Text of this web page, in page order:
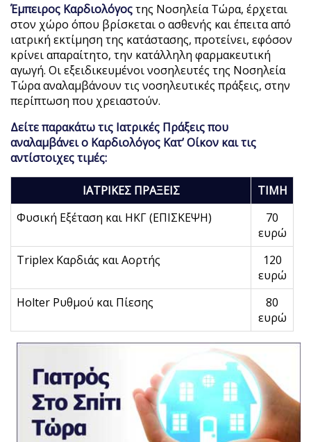
Έμπειρος Καρδιολόγοςτης Νοσηλεία Τώρα, έρχεται
στον χώρο όπου βρίσκεται ο ασθενής και έπειτα από
ιατρική εκτίμηση της κατάστασης, προτείνει, εφόσον
κρίνει απαραίτητο, την κατάλληλη φαρμακευτική
αγωγή. Οι εξειδικευμένοι νοσηλευτές της Νοσηλεία
Τώρα αναλαμβάνουν τις νοσηλευτικές πράξεις, στην
περίπτωση που χρειαστούν.
Δείτε παρακάτω τις Ιατρικές Πράξεις που
αναλαμβάνει ο Καρδιολόγος Κατ’ Οίκον και τις
αντίστοιχες τιμές:
ΙΑΤΡΙΚΕΣ ΠΡΑΞΕΙΣ
ΤΙΜΗ
Φυσική Εξέταση και HKΓ (EΠIΣKEΨH)
70
ευρώ
Triplex Καρδιάς και Αορτής
120
ευρώ
Holter Ρυθμού και Πίεσης
80
ευρώ